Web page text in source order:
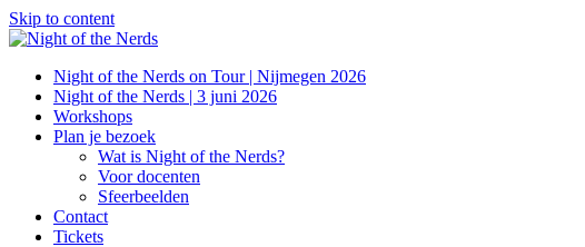
Skip to content
Night of the Nerds on Tour | Nijmegen 2026
Night of the Nerds | 3 juni 2026
Workshops
Plan je bezoek
Wat is Night of the Nerds?
Voor docenten
Sfeerbeelden
Contact
Tickets